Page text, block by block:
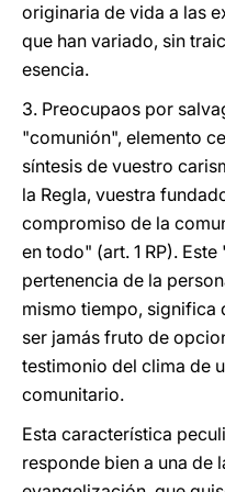
originaria de vida a las
que han variado, sin
esencia.
3. Preocupaos por
"comunión", elemento
síntesis de vuestro
la Regla, vuestra
compromiso de la
en todo" (art. 1 RP).
pertenencia de la
mismo tiempo, significa
ser jamás fruto de
testimonio del clima de
comunitario.
Esta característica
responde bien a una de